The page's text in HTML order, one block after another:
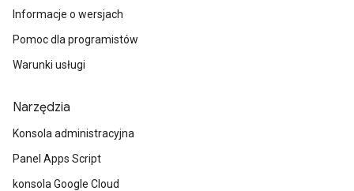
Informacje o wersjach
Pomoc dla programistów
Warunki usługi
Narzędzia
Konsola administracyjna
Panel Apps Script
konsola Google Cloud